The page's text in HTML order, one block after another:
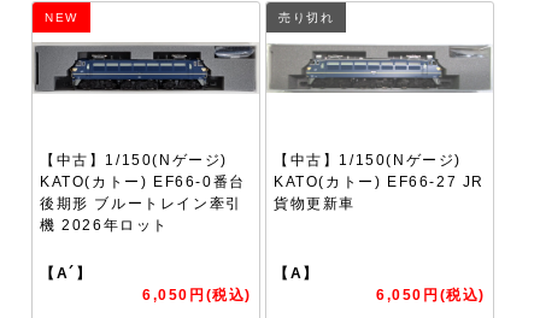
NEW
【中古】1/150(Nゲージ)
KATO(カトー) EF66-0番台
後期形 ブルートレイン牽引
機 2026年ロット
【A´】
6,050円(税込)
売り切れ
【中古】1/150(Nゲージ)
KATO(カトー) EF66-27 JR
貨物更新車
【A】
6,050円(税込)